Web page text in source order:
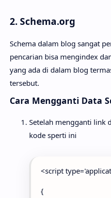
2. Schema.org
Schema dalam blog sangat
pencarian bisa mengindex
yang ada di dalam blog
tersebut.
Cara Mengganti Data
Setelah mengganti link
kode sperti ini
<script
{